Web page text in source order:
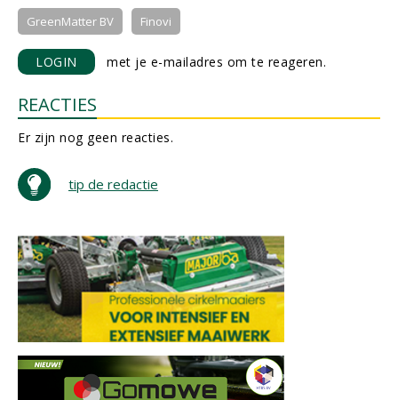
GreenMatter BV Finovi
LOGIN met je e-mailadres om te reageren.
REACTIES
Er zijn nog geen reacties.
tip de redactie